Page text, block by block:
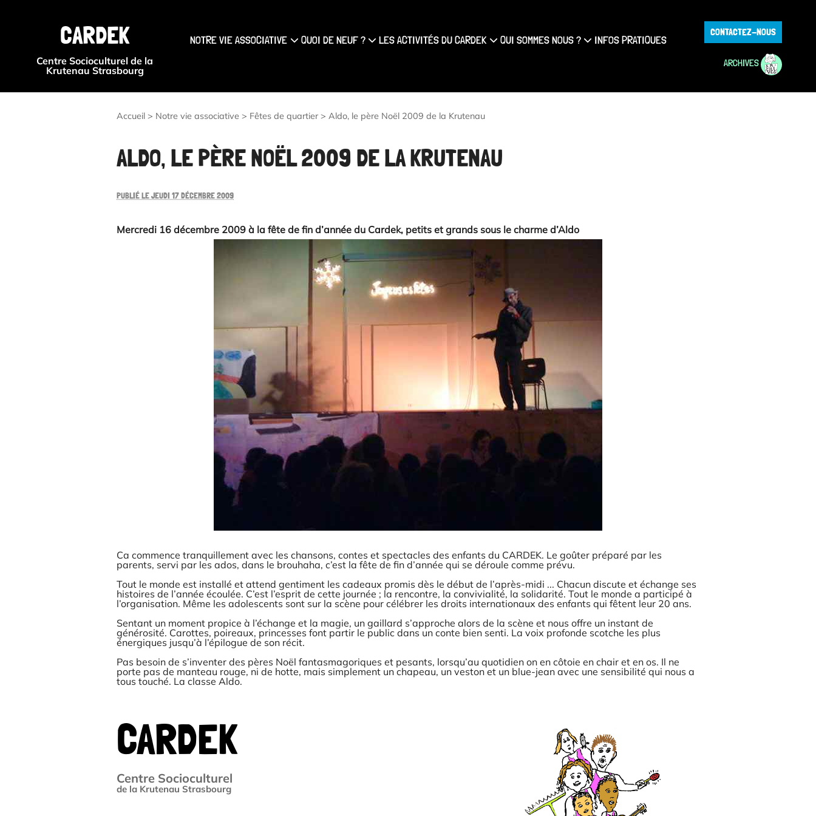
CARDEK
Centre Socioculturel de la
Krutenau Strasbourg
NOTRE VIE ASSOCIATIVE QUOI DE NEUF ? LES ACTIVITÉS DU CARDEK QUI SOMMES NOUS ? INFOS PRATIQUES
CONTACTEZ-NOUS
ARCHIVES
Accueil > Notre vie associative > Fêtes de quartier > Aldo, le père Noël 2009 de la Krutenau
ALDO, LE PÈRE NOËL 2009 DE LA KRUTENAU
PUBLIÉ LE JEUDI 17 DÉCEMBRE 2009
Mercredi 16 décembre 2009 à la fête de fin d’année du Cardek, petits et grands sous le charme d’Aldo
Ca commence tranquillement avec les chansons, contes et spectacles des enfants du CARDEK. Le goûter préparé par les
parents, servi par les ados, dans le brouhaha, c’est la fête de fin d’année qui se déroule comme prévu.
Tout le monde est installé et attend gentiment les cadeaux promis dès le début de l’après-midi ... Chacun discute et échange ses
histoires de l’année écoulée. C’est l’esprit de cette journée ; la rencontre, la convivialité, la solidarité. Tout le monde a participé à
l’organisation. Même les adolescents sont sur la scène pour célébrer les droits internationaux des enfants qui fêtent leur 20 ans.
Sentant un moment propice à l’échange et la magie, un gaillard s’approche alors de la scène et nous offre un instant de
générosité. Carottes, poireaux, princesses font partir le public dans un conte bien senti. La voix profonde scotche les plus
énergiques jusqu’à l’épilogue de son récit.
Pas besoin de s’inventer des pères Noël fantasmagoriques et pesants, lorsqu’au quotidien on en côtoie en chair et en os. Il ne
porte pas de manteau rouge, ni de hotte, mais simplement un chapeau, un veston et un blue-jean avec une sensibilité qui nous a
tous touché. La classe Aldo.
CARDEK
Centre Socioculturel
de la Krutenau Strasbourg